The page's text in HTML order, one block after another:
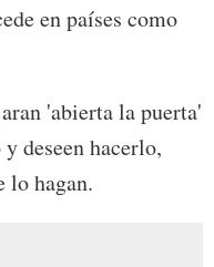
en países como
'abierta la puerta'
deseen hacerlo,
lo hagan.